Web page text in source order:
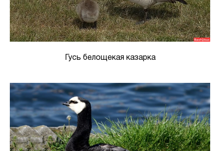
Гусь белощекая казарка